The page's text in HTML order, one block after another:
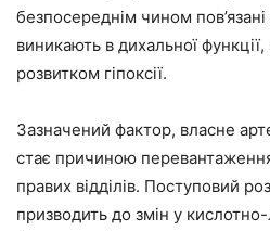
безпосереднім чином
виникають в дихальної функції,
розвитком гіпоксії.
Зазначений фактор, власне
стає причиною
правих відділів. Поступовий
призводить до змін у